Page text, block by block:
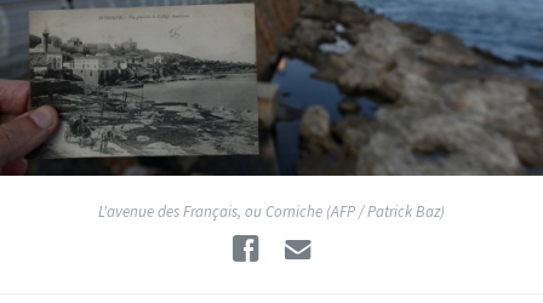
L'avenue des Français, ou Corniche (AFP / Patrick Baz)
Facebook